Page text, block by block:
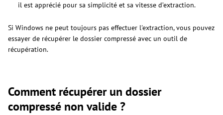
il est apprécié pour sa simplicité et sa vitesse d’extraction.
Si Windows ne peut toujours pas effectuer l'extraction, vous pouvez
essayer de récupérer le dossier compressé avec un outil de
récupération.
Comment récupérer un dossier
compressé non valide ?